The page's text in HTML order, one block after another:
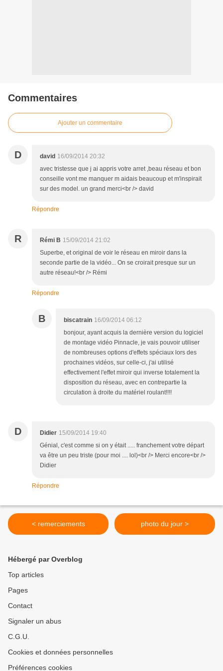
Commentaires
Ajouter un commentaire
D david 16/09/2014 20:32
avec tristesse que j ai appris votre arret ,beau réseau et bon
conseille vont me manquer m aidais beaucoup et m'inspirait
sur des model. un grand merci<br /> david
Répondre
R Rémi B 15/09/2014 21:02
Superbe, et original de voir le réseau en miroir dans la
seconde partie de la vidéo... On se croirait presque sur un
autre réseau!<br /> Rémi
Répondre
B biscatrain 16/09/2014 06:12
bonjour, ayant acquis la dernière version du logiciel
de montage vidéo Pinnacle, je vais pouvoir utiliser
de nombreuses options d'effets spéciaux lors des
prochaines vidéos, sur celle-ci, j'ai utilisé
effectivement l'effet miroir qui inverse totalement la
disposition du réseau, avec en contrepartie la
circulation à droite du matériel roulant!!!!
D Didier 15/09/2014 19:40
Génial, c'est comme si on y était ..... franchement votre départ
va être un peu triste (pour moi .... lol)<br /> Merci encore<br />
Didier
Répondre
< remerciements photo du jour >
Hébergé par Overblog
Top articles
Pages
Contact
Signaler un abus
C.G.U.
Cookies et données personnelles
Préférences cookies